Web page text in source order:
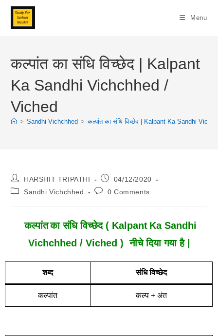
Skip
Content
Menu
कल्पांत का संधि विच्छेद | Kalpant
Ka Sandhi Vichchhed /
Viched
> Sandhi Vichchhed > कल्पांत का संधि विच्छेद | Kalpant Ka Sandhi
Post
Author:
HARSHIT TRIPATHI
Post
Published:
04/12/2020
PostSandhi Vichchhed
Post0 Comments
कल्पांतका संधि विच्छेद ( Kalpant Ka Sandhi
VichChhEd / Viched ) नीचे दिया गया है |
शब्द संधि विच्छेद
कल्पांत कल्प + अंत